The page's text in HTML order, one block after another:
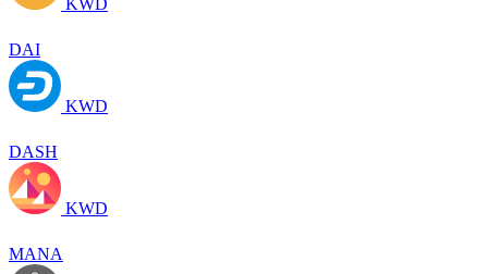
DAI
KWD
DASH
KWD
MANA